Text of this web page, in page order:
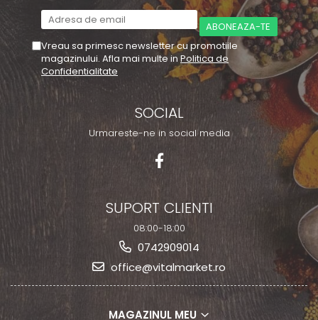
Vreau sa primesc newsletter cu promotiile
magazinului. Afla mai multe in Politica de
Confidentialitate
SOCIAL
Urmareste-ne in social media
SUPORT CLIENTI
08:00-18:00
0742909014
office@vitalmarket.ro
MAGAZINUL MEU